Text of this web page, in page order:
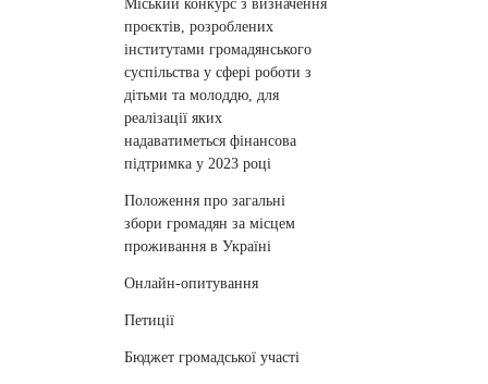
Міський конкурс з визначення
проєктів, розроблених
інститутами громадянського
суспільства у сфері роботи з
дітьми та молоддю, для
реалізації яких
надаватиметься фінансова
підтримка у 2023 році
Положення про загальні
збори громадян за місцем
проживання в Україні
Онлайн-опитування
Петиції
Бюджет громадської участі